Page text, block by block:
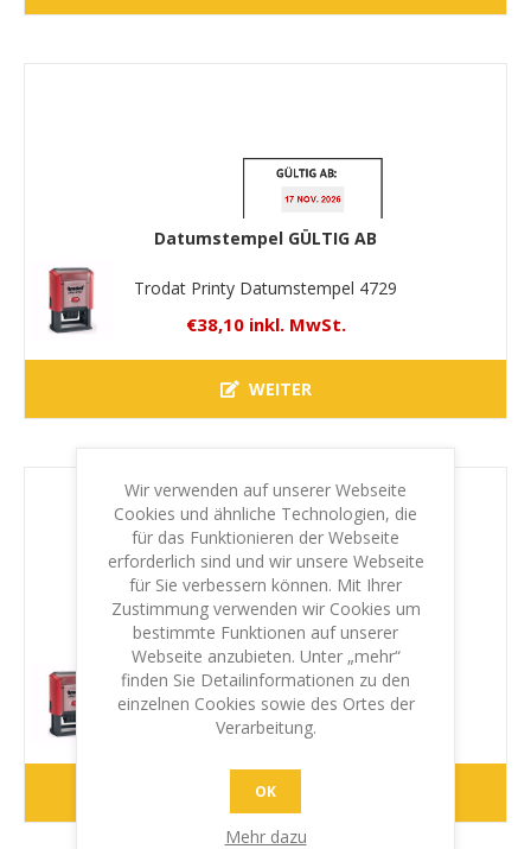
Datumstempel GÜLTIG AB
Trodat Printy Datumstempel 4729
€38,10 inkl. MwSt.
WEITER
Datumstempel KONTROLLIERT
Trodat Printy Datumstempel 4729
€38,10 inkl. MwSt.
WEITER
Wir verwenden auf unserer Webseite
Cookies und ähnliche Technologien, die
für das Funktionieren der Webseite
erforderlich sind und wir unsere Webseite
für Sie verbessern können. Mit Ihrer
Zustimmung verwenden wir Cookies um
bestimmte Funktionen auf unserer
Webseite anzubieten. Unter „mehr“
finden Sie Detailinformationen zu den
einzelnen Cookies sowie des Ortes der
Verarbeitung.
OK
Mehr dazu